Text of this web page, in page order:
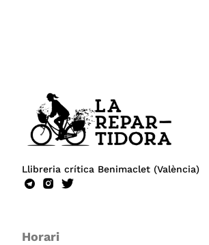
Llibreria crítica Benimaclet (València)
Horari